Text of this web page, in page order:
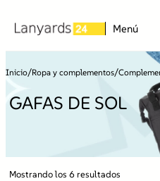
Menú
Inicio/Ropa y complementos/
GAFAS DE SOL
Mostrando los 6 resultados